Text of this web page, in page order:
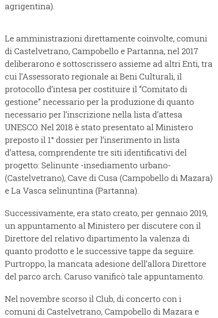
agrigentina).
Le amministrazioni direttamente coinvolte, comuni
di Castelvetrano, Campobello e Partanna, nel 2017
deliberarono e sottoscrissero assieme ad altri Enti, tra
cui l’Assessorato regionale ai Beni Culturali, il
protocollo d’intesa per costituire il “Comitato di
gestione” necessario per la produzione di quanto
necessario per l’inscrizione nella lista d’attesa
UNESCO. Nel 2018 è stato presentato al Ministero
preposto il 1° dossier per l’inserimento in lista
d’attesa, comprendente tre siti identificativi del
progetto: Selinunte -insediamento urbano-
(Castelvetrano), Cave di Cusa (Campobello di Mazara)
e La Vasca selinuntina (Partanna).
Successivamente, era stato creato, per gennaio 2019,
un appuntamento al Ministero per discutere con il
Direttore del relativo dipartimento la valenza di
quanto prodotto e le successive tappe da seguire.
Purtroppo, la mancata adesione dell’allora Direttore
del parco arch. Caruso vanificò tale appuntamento.
Nel novembre scorso il Club, di concerto con i
comuni di Castelvetrano, Campobello di Mazara e